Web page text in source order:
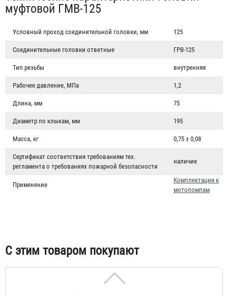
муфтовой ГМВ-125
Условный проход соединительной головки, мм 125
Соединительные головки ответные ГРВ-125
Тип резьбы внутренняя
Рабочее давление, МПа 1,2
Длина, мм 75
Диаметр по клыкам, мм 195
Масса, кг 0,75 ± 0,08
Сертификат соответствия требованиям тех.
регламента о требованиях пожарной безопасности
наличие
Применение
Комплектация к
мотопомпам
С этим товаром покупают
Головка рукавная ГРВ-125